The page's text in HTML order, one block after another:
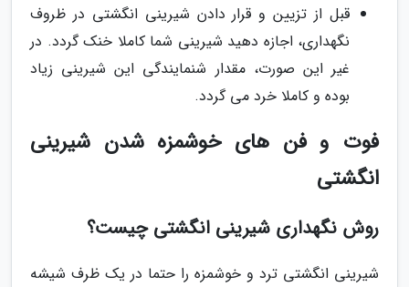
قبل از تزیین و قرار دادن شیرینی انگشتی در ظروف
نگهداری، اجازه دهید شیرینی شما کاملا خنک گردد. در
غیر این صورت، مقدار شنمایندگی این شیرینی زیاد
بوده و کاملا خرد می گردد.
فوت و فن های خوشمزه شدن شیرینی
انگشتی
روش نگهداری شیرینی انگشتی چیست؟
شیرینی انگشتی ترد و خوشمزه را حتما در یک ظرف شیشه